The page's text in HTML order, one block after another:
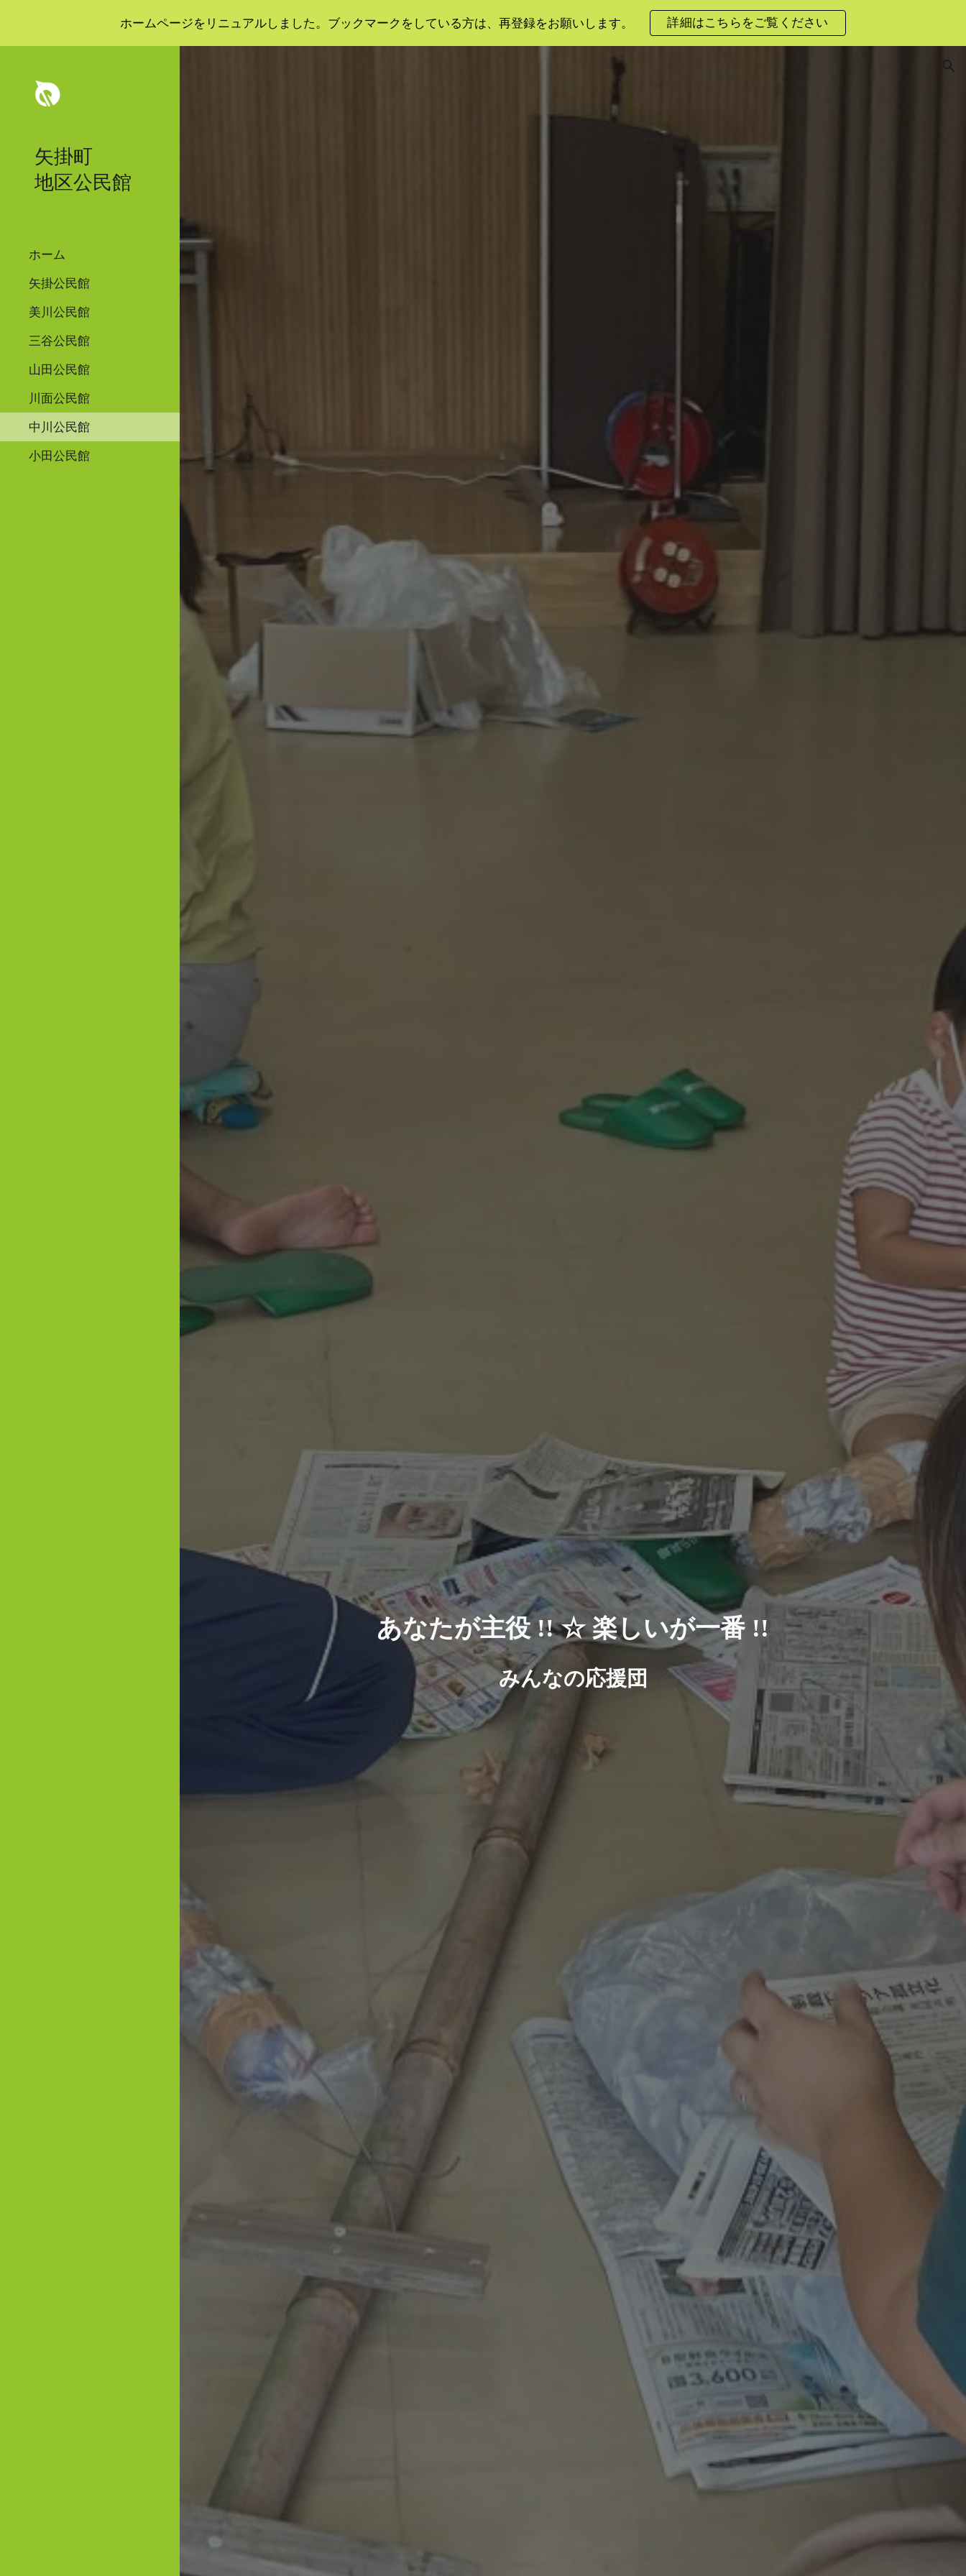
Skip to main content Skip to navigation
ホームページをリニュアルしました。ブックマークをしている方は、再登録をお願いします。 詳細はこちらをご覧ください
矢掛町
地区公民館
ホーム
矢掛公民館
美川公民館
三谷公民館
山田公民館
川面公民館
中川公民館
小田公民館
あなたが主役 !! ☆ 楽しいが一番 !!
みんなの応援団